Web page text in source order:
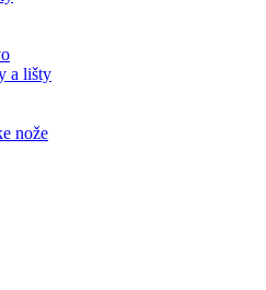
a lišty
nože